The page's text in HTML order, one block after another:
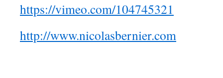
https://vimeo.com/104745321
http://www.nicolasbernier.com